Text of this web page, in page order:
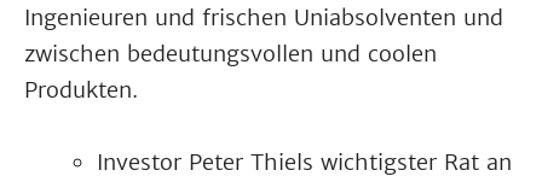
Ingenieuren und frischen Uniabsolventen und
zwischen bedeutungsvollen und coolen
Produkten.
Investor Peter Thiels wichtigster Rat an